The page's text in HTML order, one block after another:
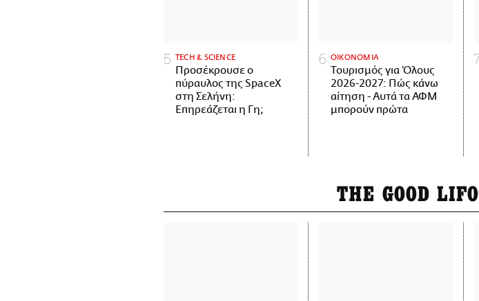
ΤECH & SCIENCE
Προσέκρουσε ο
πύραυλος της SpaceX
στη Σελήνη:
Επηρεάζεται η Γη;
ΟΙΚΟΝΟΜΙΑ
Τουρισμός για Όλους
2026-2027: Πώς κάνω
αίτηση - Αυτά τα ΑΦΜ
μπορούν πρώτα
THE GOOD LIFO